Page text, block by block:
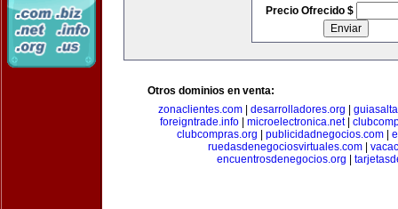
Precio Ofrecido $
Otros dominios en venta:
zonaclientes.com| desarrolladores.org
foreigntrade.info
microelectronica.net|
clubcompras.org
publicidadnegocios.com
ruedasdenegociosvirtuales.com|
encuentrosdenegocios.org